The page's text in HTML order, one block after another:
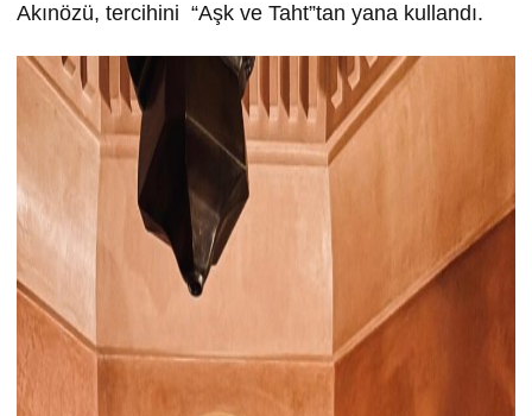
Akınözü, tercihini “Aşk ve Taht”tan yana kullandı.